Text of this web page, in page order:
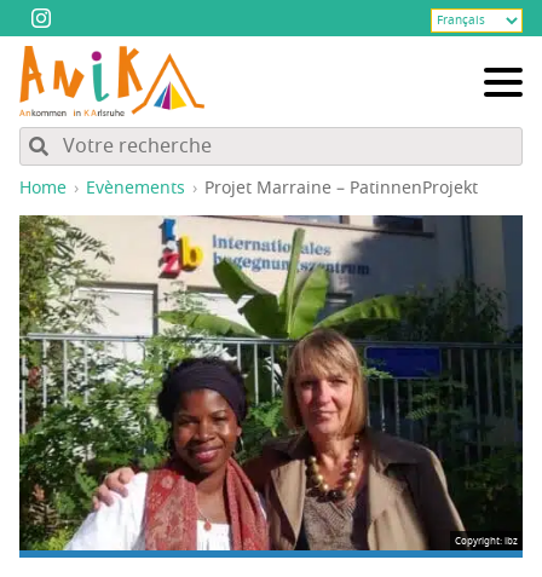
Home Evènements Pro­jet Mar­raine – PatinnenProjekt
Copyright: ibz